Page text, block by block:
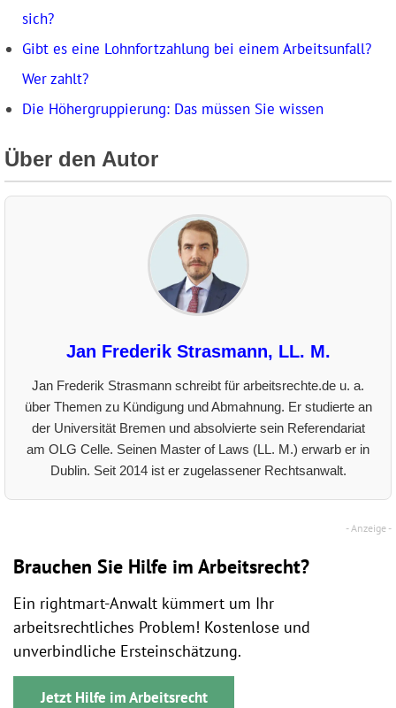
sich?
Gibt es eine Lohnfortzahlung bei einem Arbeitsunfall?
Wer zahlt?
Die Höhergruppierung: Das müssen Sie wissen
Über den Autor
Jan Frederik Strasmann, LL. M.
Jan Frederik Strasmann schreibt für arbeitsrechte.de u. a.
über Themen zu Kündigung und Abmahnung. Er studierte an
der Universität Bremen und absolvierte sein Referendariat
am OLG Celle. Seinen Master of Laws (LL. M.) erwarb er in
Dublin. Seit 2014 ist er zugelassener Rechtsanwalt.
Brauchen Sie Hilfe im Arbeitsrecht?
Ein rightmart-Anwalt kümmert um Ihr
arbeitsrechtliches Problem! Kostenlose und
unverbindliche Ersteinschätzung.
Jetzt Hilfe im Arbeitsrecht